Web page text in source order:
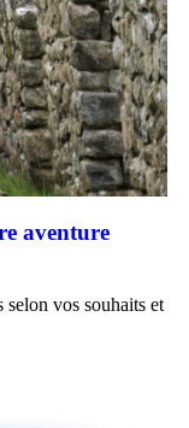
aventure
vos souhaits et